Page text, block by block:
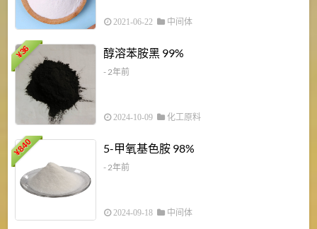
2021-06-22 中间体
¥
36 醇溶苯胺黑 99%
- 2年前
2024-10-09 化工原料
¥
840 5-甲氧基色胺 98%
- 2年前
2024-09-18 中间体